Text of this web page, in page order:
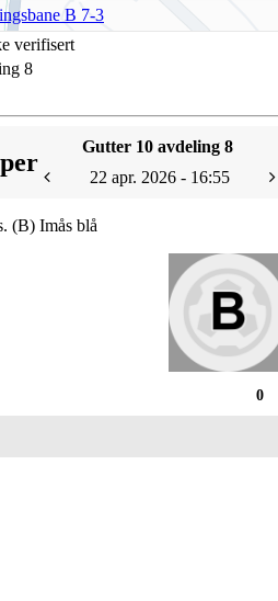
B 7-3
verifisert
8
Gutter 10 avdeling 8
22 apr. 2026 - 16:55
(B) Imås blå
0